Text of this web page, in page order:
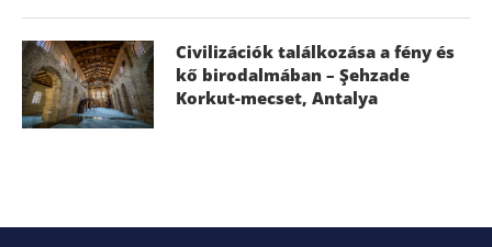
Civilizációk találkozása a fény és
kő birodalmában – Şehzade
Korkut-mecset, Antalya